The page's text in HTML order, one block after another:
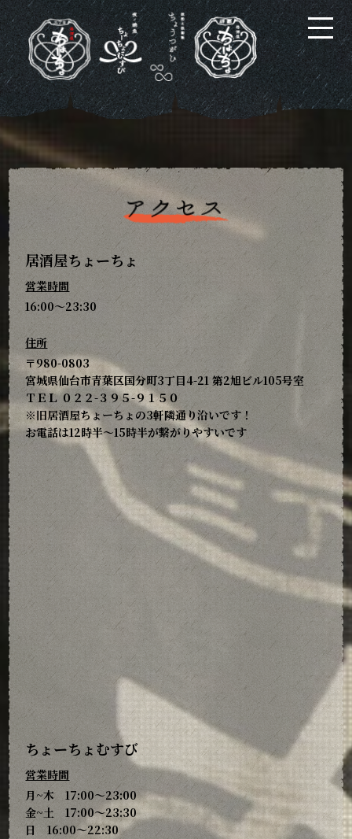
toggle
居酒屋ちょーちょ
営業時間
16:00～23:30
住所
〒980-0803
宮城県仙台市青葉区国分町3丁目4-21 第2旭ビル105号室
ＴＥＬ ０２２-３９５-９１５０
※旧居酒屋ちょーちょの3軒隣通り沿いです！
お電話は12時半～15時半が繋がりやすいです
ちょーちょむすび
営業時間
月~木 17:00～23:00
金~土 17:00～23:30
日 16:00～22:30